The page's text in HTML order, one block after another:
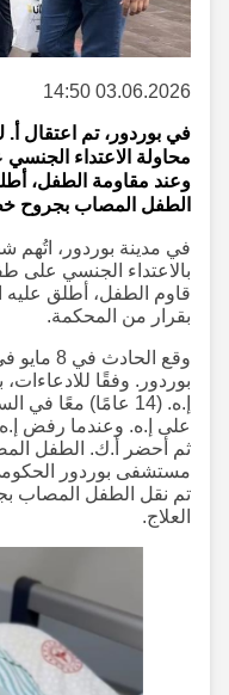
03.06.2026 14:50
وعند مقاومة الطفل،
الطفل المصاب بجروح
قاوم الطفل، أطلق عليه
بقرار من المحكمة.
وقع الحادث
إ.ه. (14 عامًا) معًا في
على إ.ه. وعندما رفض إ.ه،
ثم أحضر أ.ك. الطفل
مستشفى بوردور الحكومي،
تم نقل الطفل المصاب
العلاج.